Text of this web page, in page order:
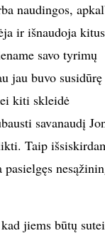
naudingos,
ir išnaudoja
savo tyrimų
jau buvo susidūrę
kiti skleidė
savanaudį
Taip
jiems būtų